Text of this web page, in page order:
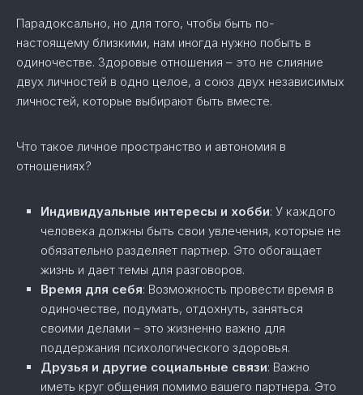
Парадоксально, но для того, чтобы быть по-
настоящему близкими, нам иногда нужно побыть в
одиночестве. Здоровые отношения – это не слияние
двух личностей в одно целое, а союз двух независимых
личностей, которые выбирают быть вместе.
Что такое личное пространство и автономия в
отношениях?
Индивидуальные интересы и хобби: У каждого
человека должны быть свои увлечения, которые не
обязательно разделяет партнер. Это обогащает
жизнь и дает темы для разговоров.
Время для себя: Возможность провести время в
одиночестве, подумать, отдохнуть, заняться
своими делами – это жизненно важно для
поддержания психологического здоровья.
Друзья и другие социальные связи: Важно
иметь круг общения помимо вашего партнера. Это